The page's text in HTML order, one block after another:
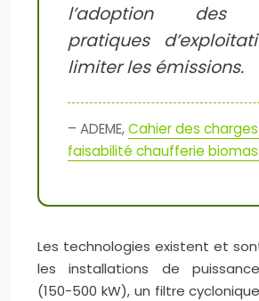
l’adoption des
pratiques
limiter les émissions.
– ADEME,Cahier des
faisabilité chaufferie
Les technologies existent et
les installations de
(150-500 kW), un filtre